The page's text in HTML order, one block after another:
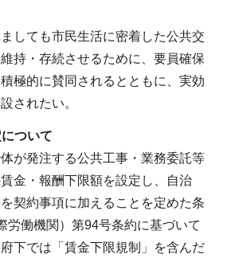
しても市民生活に密着した公共交
持・存続させるために、要員確保
極的に賛同されるとともに、実効
されたい。
ついて
が発注する公共工事・業務委託等
金・報酬下限額を設定し、自治
契約事項に加えることを定めた条
労働機関）第94号条約に基づいて
下では「賃金下限規制」を含んだ